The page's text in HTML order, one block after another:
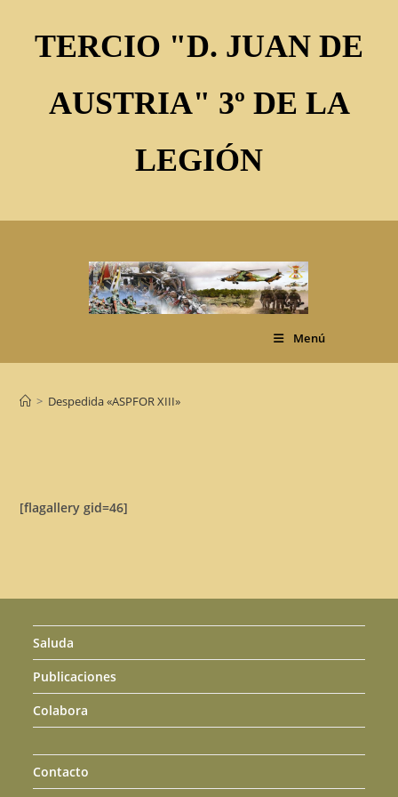
contenidoTERCIO "D. JUAN DE
AUSTRIA" 3º DE LA
LEGIÓN
Menú
> Despedida «ASPFOR XIII»
[flagallery gid=46]
Saluda
Publicaciones
Colabora
Contacto